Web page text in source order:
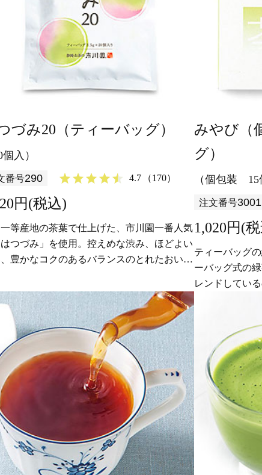
づみ20（ティーバッグ）
個入）
番号290 4.7 （170）
円(税込)
等産地の茶葉で仕上げた、市川園一番人気
つづみ」を使用。控えめな渋み、ほどよい
豊かなコクのあるバランスのとれたおいし
みやび（
グ）
（個包装 15
注文番号3001
1,020円(
ティーバッグ
ーバッグ式の
レンドしてい